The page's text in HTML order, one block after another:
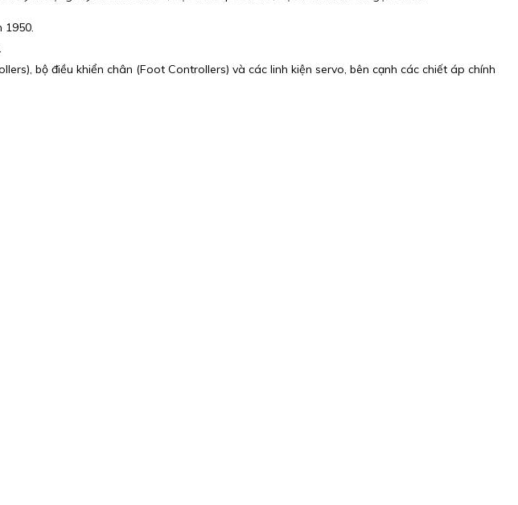
1950.
bộ điều khiển chân (Foot Controllers) và các linh kiện servo, bên cạnh các chiết áp chính